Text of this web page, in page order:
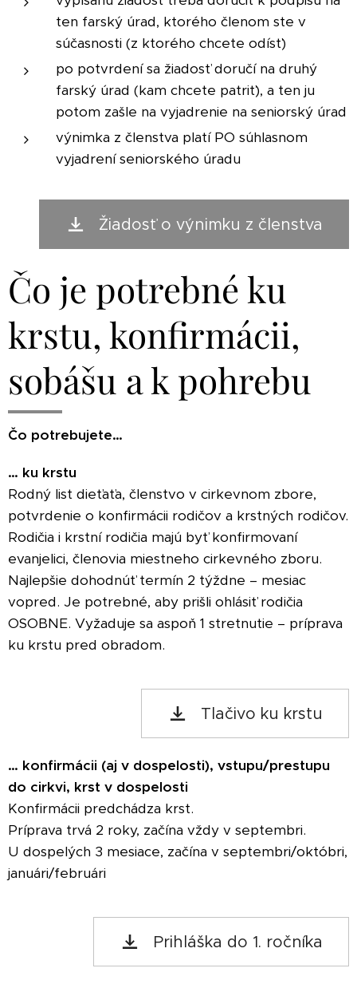
ten farský úrad, ktorého členom ste v
súčasnosti (z ktorého chcete odísť)
po potvrdení sa žiadosť doručí na druhý
farský úrad (kam chcete patriť), a ten ju
potom zašle na vyjadrenie na seniorský úrad
výnimka z členstva platí PO súhlasnom
vyjadrení seniorského úradu
Žiadosť o výnimku z členstva
Čo je potrebné ku
krstu, konfirmácii,
sobášu a k pohrebu
Čo potrebujete…
… ku krstu
Rodný list dieťaťa, členstvo v cirkevnom zbore,
potvrdenie o konfirmácii rodičov a krstných rodičov.
Rodičia i krstní rodičia majú byť konfirmovaní
evanjelici, členovia miestneho cirkevného zboru.
Najlepšie dohodnúť termín 2 týždne – mesiac
vopred. Je potrebné, aby prišli ohlásiť rodičia
OSOBNE. Vyžaduje sa aspoň 1 stretnutie – príprava
ku krstu pred obradom.
Tlačivo ku krstu
… konfirmácii (aj v dospelosti), vstupu/prestupu
do cirkvi, krst v dospelosti
Konfirmácii predchádza krst.
Príprava trvá 2 roky, začína vždy v septembri.
U dospelých 3 mesiace, začína v septembri/októbri,
januári/februári
Prihláška do 1. ročníka